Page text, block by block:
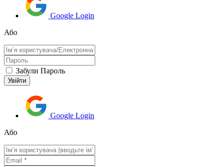
Google Login
Або
Забули Пароль
Google Login
Або